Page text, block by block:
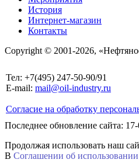
История
Интернет-магазин
Контакты
Copyright © 2001-2026,
Тел: +7(495) 247-50-90/91
E-mail: mail@oil-industry.ru
Согласие на обработку
Последнее обновление сайта:
Продолжая использовать наш
В Соглашении об